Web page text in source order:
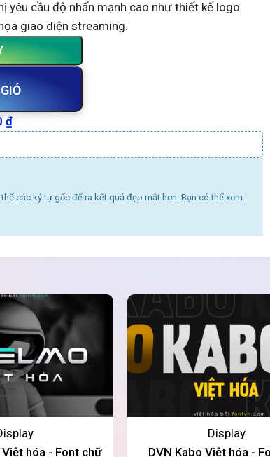
yêu cầu độ nhấn mạnh cao như thiết kế logo
giao diện streaming.
₫
các ký tự gốc để ra kết quả đẹp mắt hơn. Bạn có thể xem
hóa - Font chữ
Display
DVN Kabo Việt hóa -